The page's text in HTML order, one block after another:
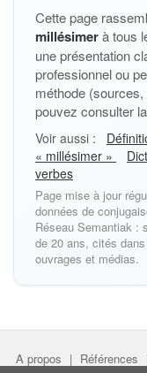
Cette page
millésimerà tous
une présentation
professionnel ou
méthode
pouvez consulter
Voir aussi :
« millésimer »
verbes
Page mise à jour
données de
Réseau Semantiak :
de 20 ans, cités
ouvrages et médias.
A propos | Références